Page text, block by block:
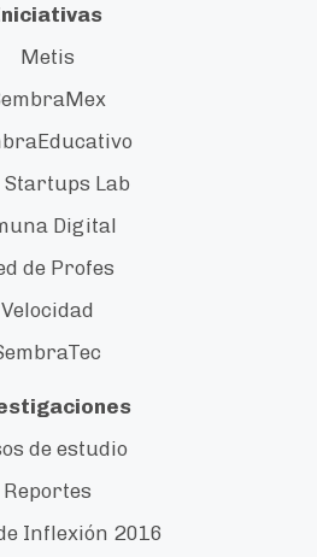
Metis
Startups Lab
Digital
de Profes
Velocidad
de estudio
Reportes
Inflexión 2016